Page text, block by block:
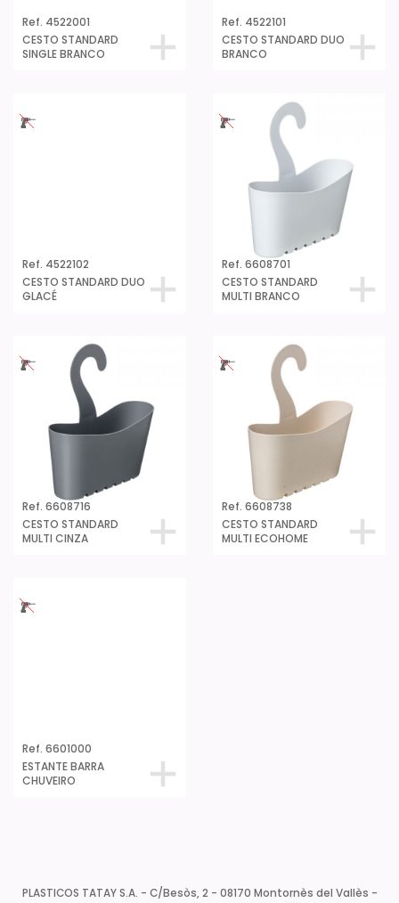
Ref. 4522001
CESTO STANDARD
SINGLE BRANCO
Ref. 4522101
CESTO STANDARD DUO
BRANCO
Ref. 4522102
CESTO STANDARD DUO
GLACÉ
Ref. 6608701
CESTO STANDARD
MULTI BRANCO
Ref. 6608716
CESTO STANDARD
MULTI CINZA
Ref. 6608738
CESTO STANDARD
MULTI ECOHOME
Ref. 6601000
ESTANTE BARRA
CHUVEIRO
PLASTICOS TATAY S.A. - C/Besòs, 2 - 08170 Montornès del Vallès -